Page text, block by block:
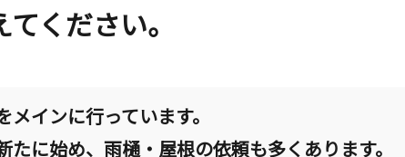
ください。
インに行っています。
に始め、雨樋・屋根の依頼も多くあります。